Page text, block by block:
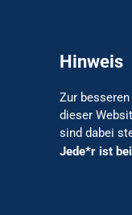
Hinweis
Zur
dieser
sind dabei
Jede*r ist